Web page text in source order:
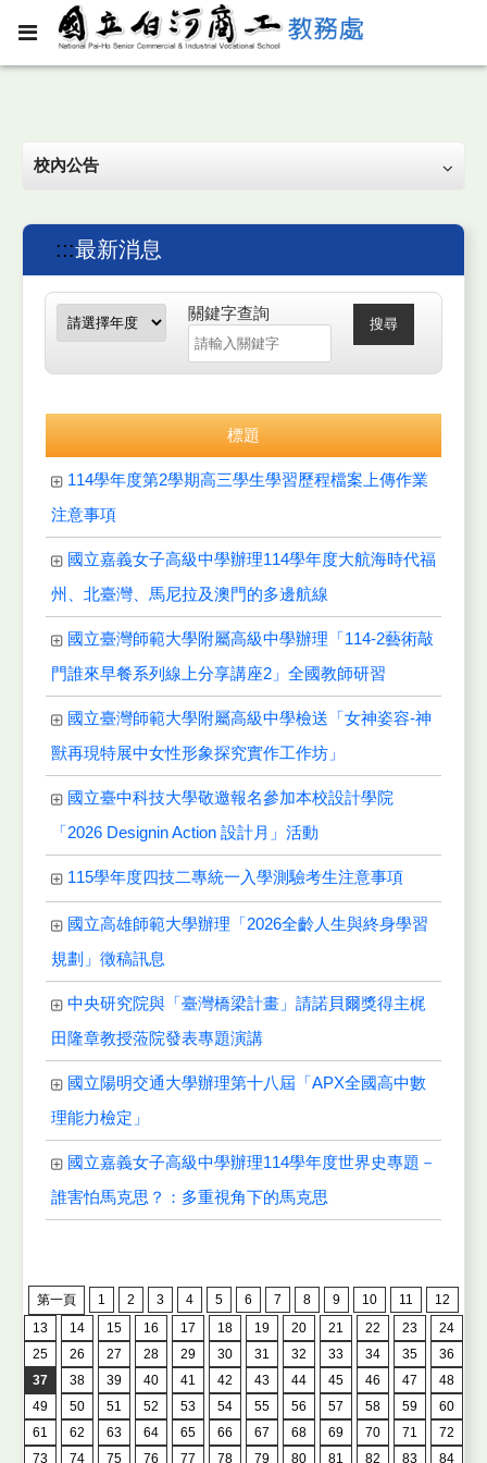
校內公告
:::最新消息
關鍵字查詢
搜尋
標題
114學年度第2學期高三學生學習歷程檔案上傳作業
注意事項
國立嘉義女子高級中學辦理114學年度大航海時代福
州、北臺灣、馬尼拉及澳門的多邊航線
國立臺灣師範大學附屬高級中學辦理「114-2藝術敲
門誰來早餐系列線上分享講座2」全國教師研習
國立臺灣師範大學附屬高級中學檢送「女神姿容-神
獸再現特展中女性形象探究實作工作坊」
國立臺中科技大學敬邀報名參加本校設計學院
「2026 Designin Action 設計月」活動
115學年度四技二專統一入學測驗考生注意事項
國立高雄師範大學辦理「2026全齡人生與終身學習
規劃」徵稿訊息
中央研究院與「臺灣橋梁計畫」請諾貝爾獎得主梶
田隆章教授蒞院發表專題演講
國立陽明交通大學辦理第十八屆「APX全國高中數
理能力檢定」
國立嘉義女子高級中學辦理114學年度世界史專題－
誰害怕馬克思？：多重視角下的馬克思
第一頁 1 2 3 4 5 6 7 8 9 10 11
12
13
14 15 16 17 18 19 20 21 22 23
24
25
26 27 28 29 30 31 32 33 34 35
36
37
38 39 40 41 42 43 44 45 46 47
48
49
50 51 52 53 54 55 56 57 58 59
60
61
62 63 64 65 66 67 68 69 70 71
72
73
74 75 76 77 78 79 80 81 82 83 84